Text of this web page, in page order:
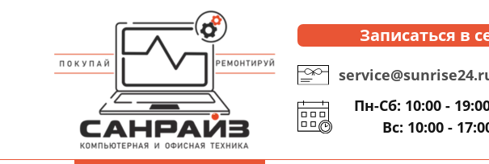
Пн-Сб: 10:00 -
Вс: 10:00 -
Записаться в